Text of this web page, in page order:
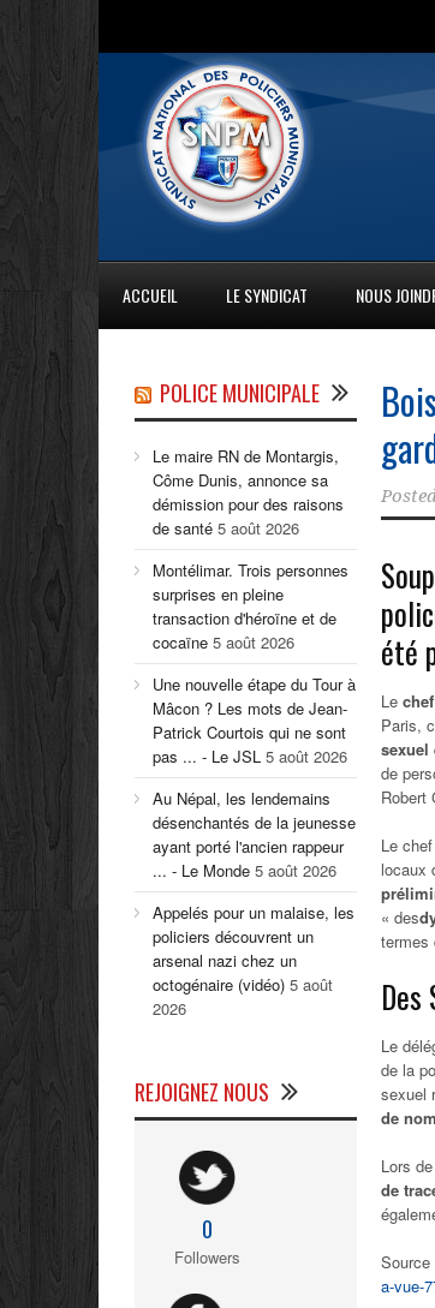
ACCUEIL LE SYNDICAT NOUS
été
Le
Paris,
sexuel
de
Robert
Le
locaux
« des
termes
Des
Le
de la
sexuel
de
Lors
de
Source
a-vue-
POLICE MUNICIPALE
Le maire RN de Montargis,
Côme Dunis, annonce sa
démission pour des raisons
de santé 5 août 2026
Montélimar. Trois personnes
surprises en pleine
transaction d'héroïne et de
cocaïne 5 août 2026
Une nouvelle étape du Tour à
Mâcon ? Les mots de Jean-
Patrick Courtois qui ne sont
pas ... - Le JSL 5 août 2026
Au Népal, les lendemains
désenchantés de la jeunesse
ayant porté l'ancien rappeur
... - Le Monde 5 août 2026
Appelés pour un malaise, les
policiers découvrent un
arsenal nazi chez un
octogénaire (vidéo) 5 août
2026
REJOIGNEZ NOUS
0
Followers